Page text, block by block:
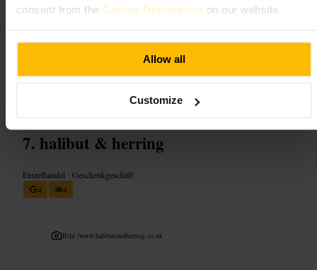
consent from the Cookie Declaration on our website.
Allow all
Customize
Komm mit leichtem Gepäck, so lässt sich entspannt stöbern. Nimm
vom Personal lokale Marken oder besondere Karten zeigen. Gut als
Zwischenstopp beim Stadtbummel, nicht als Ziel für langes
6a Stafford St, Edinburgh EH3 7AU, UK
halibut & herring
Einzelhandel •Geschenkgeschäft
4
4
Bild /www.halibutandherring.co.uk